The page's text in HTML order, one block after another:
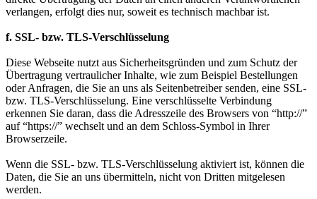
verlangen, erfolgt dies nur, soweit es technisch machbar ist.
f. SSL- bzw. TLS-Verschlüsselung
Diese Webseite nutzt aus Sicherheitsgründen und zum Schutz der
Übertragung vertraulicher Inhalte, wie zum Beispiel Bestellungen
oder Anfragen, die Sie an uns als Seitenbetreiber senden, eine SSL-
bzw. TLS-Verschlüsselung. Eine verschlüsselte Verbindung
erkennen Sie daran, dass die Adresszeile des Browsers von “http://”
auf “https://” wechselt und an dem Schloss-Symbol in Ihrer
Browserzeile.
Wenn die SSL- bzw. TLS-Verschlüsselung aktiviert ist, können die
Daten, die Sie an uns übermitteln, nicht von Dritten mitgelesen
werden.